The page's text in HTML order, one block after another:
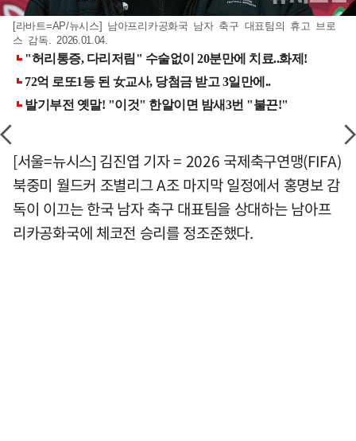
[라바트=AP/뉴시스] 남아프리카공화국 남자 축구 대표팀의 휴고 브로
스 감독. 2026.01.04.
[서울=뉴시스] 김진엽 기자 = 2026 국제축구연맹(FIFA)
북중미 월드커 조별리그 A조 마지막 일정에서 홍명보 감
독이 이끄는 한국 남자 축구 대표팀을 상대하는 남아프
리카공화국에 체코전 승리를 정조준했다.